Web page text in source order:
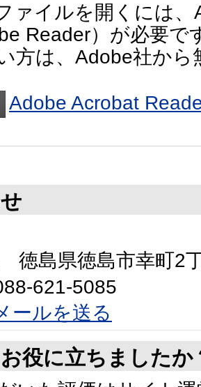
ァイルを開くには
Reader）が必要で
方は、Adobe社か
Adobe Acrobat
徳島県徳島市幸町2
621-5085
ールを送る
役に立ちましたか